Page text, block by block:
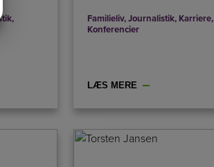
,
Familieliv,Journalistik, Karriere,
Konferencier
LÆS MERE